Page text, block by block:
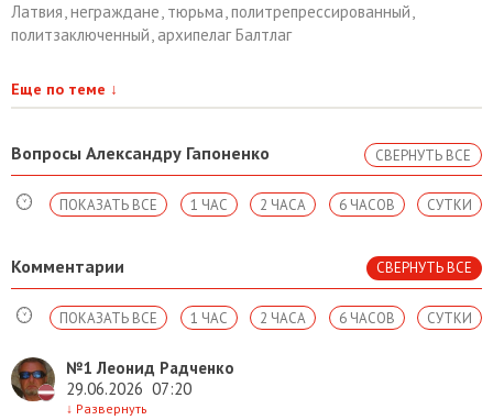
Латвия неграждане тюрьма политрепрессированный
политзаключенный архипелаг Балтлаг
Еще по теме ↓
Вопросы Александру Гапоненко СВЕРНУТЬ ВСЕ
СУТКИ
6 ЧАСОВ
2 ЧАСА
1 ЧАС
ПОКАЗАТЬ ВСЕ
Комментарии СВЕРНУТЬ ВСЕ
СУТКИ
6 ЧАСОВ
2 ЧАСА
1 ЧАС
ПОКАЗАТЬ ВСЕ
№1 Леонид Радченко
29.06.2026 07:20
↓ Развернуть